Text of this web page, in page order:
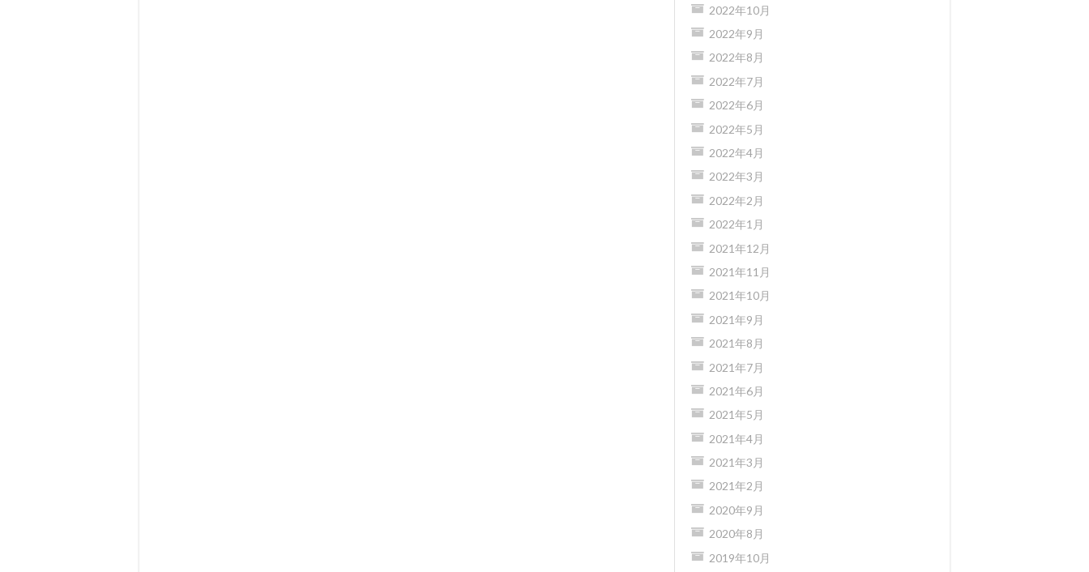
2022年10月
2022年9月
2022年8月
2022年7月
2022年6月
2022年5月
2022年4月
2022年3月
2022年2月
2022年1月
2021年12月
2021年11月
2021年10月
2021年9月
2021年8月
2021年7月
2021年6月
2021年5月
2021年4月
2021年3月
2021年2月
2020年9月
2020年8月
2019年10月